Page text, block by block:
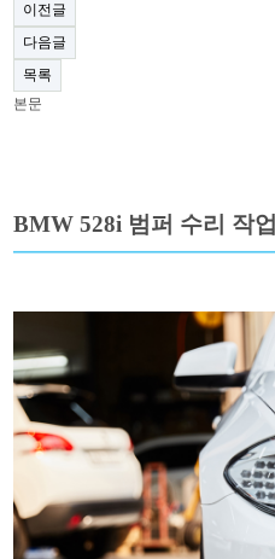
이전글
다음글
목록
본문
BMW 528i 범퍼 수리 작업